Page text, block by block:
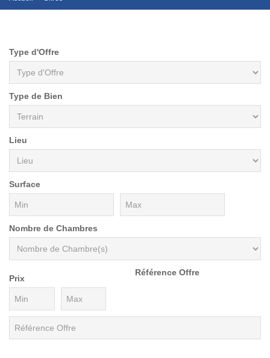
Type d'Offre
Type de Bien
Lieu
Surface
Nombre de Chambres
Prix
Référence Offre